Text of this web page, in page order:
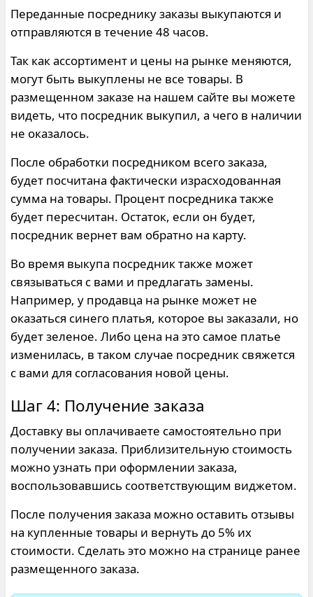
Переданные посреднику заказы выкупаются и
отправляются в течение 48 часов.
Так как ассортимент и цены на рынке меняются,
могут быть выкуплены не все товары. В
размещенном заказе на нашем сайте вы можете
видеть, что посредник выкупил, а чего в наличии
не оказалось.
После обработки посредником всего заказа,
будет посчитана фактически израсходованная
сумма на товары. Процент посредника также
будет пересчитан. Остаток, если он будет,
посредник вернет вам обратно на карту.
Во время выкупа посредник также может
связываться с вами и предлагать замены.
Например, у продавца на рынке может не
оказаться синего платья, которое вы заказали, но
будет зеленое. Либо цена на это самое платье
изменилась, в таком случае посредник свяжется
с вами для согласования новой цены.
Шаг 4: Получение заказа
Доставку вы оплачиваете самостоятельно при
получении заказа. Приблизительную стоимость
можно узнать при оформлении заказа,
воспользовавшись соответствующим виджетом.
После получения заказа можно оставить отзывы
на купленные товары и вернуть до 5% их
стоимости. Сделать это можно на странице ранее
размещенного заказа.